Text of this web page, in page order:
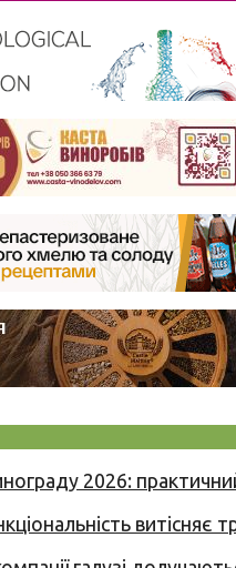
2026:
витісняє